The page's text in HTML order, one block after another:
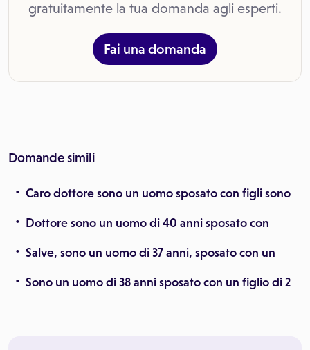
gratuitamente la tua domanda agli esperti.
Fai una domanda
Domande simili
Caro dottore sono un uomo sposato con figli sono
Dottore sono un uomo di 40 anni sposato con
Salve, sono un uomo di 37 anni, sposato con un
Sono un uomo di 38 anni sposato con un figlio di 2